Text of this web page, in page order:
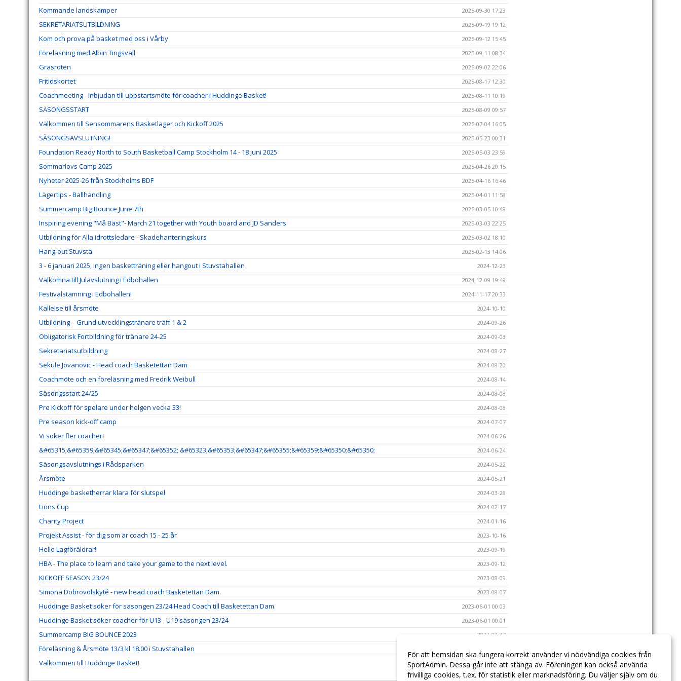
Kommande landskamper 2025-09-30 17:23
SEKRETARIATSUTBILDNING 2025-09-19 19:12
Kom och prova på basket med oss i Vårby 2025-09-12 15:45
Föreläsning med Albin Tingsvall 2025-09-11 08:34
Gräsroten 2025-09-02 22:06
Fritidskortet 2025-08-17 12:30
Coachmeeting - Inbjudan till uppstartsmöte för coacher i Huddinge Basket! 2025-08-11 10:19
SÄSONGSSTART 2025-08-09 09:57
Välkommen till Sensommarens Basketläger och Kickoff 2025 2025-07-04 16:05
SÄSONGSAVSLUTNING! 2025-05-23 00:31
Foundation Ready North to South Basketball Camp Stockholm 14 - 18 juni 2025 2025-05-03 23:59
Sommarlovs Camp 2025 2025-04-26 20:15
Nyheter 2025-26 från Stockholms BDF 2025-04-16 16:46
Lägertips - Ballhandling 2025-04-01 11:58
Summercamp Big Bounce June 7th 2025-03-05 10:48
Inspiring evening "Må Bäst"- March 21 together with Youth board and JD Sanders 2025-03-03 22:25
Utbildning för Alla idrottsledare - Skadehanteringskurs 2025-03-02 18:10
Hang-out Stuvsta 2025-02-13 14:06
3 - 6 januari 2025, ingen basketträning eller hangout i Stuvstahallen 2024-12-23
Välkomna till Julavslutning i Edbohallen 2024-12-09 19:49
Festivalstämning i Edbohallen! 2024-11-17 20:33
Kallelse till årsmöte 2024-10-10
Utbildning – Grund utvecklingstränare träff 1 & 2 2024-09-26
Obligatorisk Fortbildning för tränare 24-25 2024-09-03
Sekretariatsutbildning 2024-08-27
Sekule Jovanovic - Head coach Basketettan Dam 2024-08-20
Coachmöte och en föreläsning med Fredrik Weibull 2024-08-14
Säsongsstart 24/25 2024-08-08
Pre Kickoff för spelare under helgen vecka 33! 2024-08-08
Pre season kick-off camp 2024-07-07
Vi söker fler coacher! 2024-06-26
&#65315;&#65359;&#65345;&#65347;&#65352; &#65323;&#65353;&#65347;&#65355;&#65359;&#65350;&#65350; 2024-06-24
Säsongsavslutnings i Rådsparken 2024-05-22
Årsmöte 2024-05-21
Huddinge basketherrar klara för slutspel 2024-03-28
Lions Cup 2024-02-17
Charity Project 2024-01-16
Projekt Assist - för dig som är coach 15 - 25 år 2023-10-16
Hello Lagföräldrar! 2023-09-19
HBA - The place to learn and take your game to the next level. 2023-09-12
KICKOFF SEASON 23/24 2023-08-09
Simona Dobrovolskyté - new head coach Basketettan Dam. 2023-08-07
Huddinge Basket söker för säsongen 23/24 Head Coach till Basketettan Dam. 2023-06-01 00:03
Huddinge Basket söker coacher för U13 - U19 säsongen 23/24 2023-06-01 00:01
Summercamp BIG BOUNCE 2023 2023-02-27
Föreläsning & Årsmöte 13/3 kl 18.00 i Stuvstahallen
Välkommen till Huddinge Basket! 2022-06-29 08:17
För att hemsidan ska fungera korrekt använder vi nödvändiga cookies från
SportAdmin. Dessa går inte att stänga av. Föreningen kan också använda
frivilliga cookies, t.ex. för statistik eller marknadsföring. Du väljer själv om du